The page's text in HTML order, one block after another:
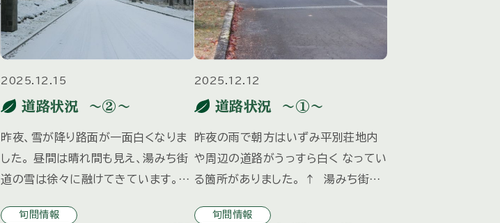
2025.12.15
道路状況 ～②～
昨夜、雪が降り路面が一面白くなりま
した。 昼間は晴れ間も見え、湯みち街
道の雪は徐々に融けてきています。
でお越しの際はスタッドレスタイヤの
旬間情報
2025.12.12
道路状況 ～①～
昨夜の雨で朝方はいずみ平別荘地内
や周辺の道路がうっすら白く なってい
る箇所がありました。 ↑ 湯みち街道
凍結する場合がございますので車の走
旬間情報